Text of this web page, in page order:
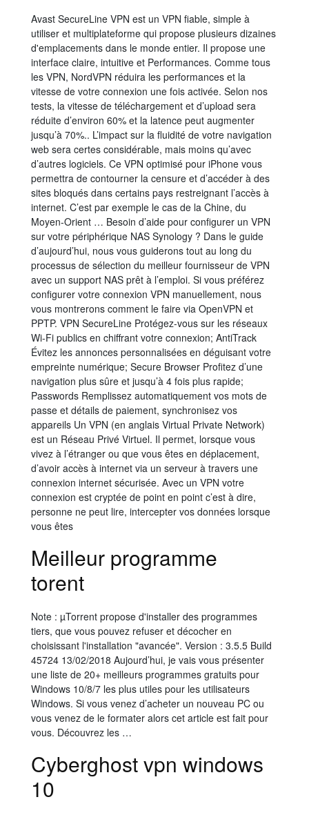
Avast SecureLine VPN est un VPN fiable, simple à
utiliser et multiplateforme qui propose plusieurs dizaines
d'emplacements dans le monde entier. Il propose une
interface claire, intuitive et Performances. Comme tous
les VPN, NordVPN réduira les performances et la
vitesse de votre connexion une fois activée. Selon nos
tests, la vitesse de téléchargement et d’upload sera
réduite d’environ 60% et la latence peut augmenter
jusqu’à 70%.. L’impact sur la fluidité de votre navigation
web sera certes considérable, mais moins qu’avec
d’autres logiciels. Ce VPN optimisé pour iPhone vous
permettra de contourner la censure et d’accéder à des
sites bloqués dans certains pays restreignant l’accès à
internet. C’est par exemple le cas de la Chine, du
Moyen-Orient … Besoin d’aide pour configurer un VPN
sur votre périphérique NAS Synology ? Dans le guide
d’aujourd’hui, nous vous guiderons tout au long du
processus de sélection du meilleur fournisseur de VPN
avec un support NAS prêt à l’emploi. Si vous préférez
configurer votre connexion VPN manuellement, nous
vous montrerons comment le faire via OpenVPN et
PPTP. VPN SecureLine Protégez-vous sur les réseaux
Wi-Fi publics en chiffrant votre connexion; AntiTrack
Évitez les annonces personnalisées en déguisant votre
empreinte numérique; Secure Browser Profitez d’une
navigation plus sûre et jusqu’à 4 fois plus rapide;
Passwords Remplissez automatiquement vos mots de
passe et détails de paiement, synchronisez vos
appareils Un VPN (en anglais Virtual Private Network)
est un Réseau Privé Virtuel. Il permet, lorsque vous
vivez à l’étranger ou que vous êtes en déplacement,
d’avoir accès à internet via un serveur à travers une
connexion internet sécurisée. Avec un VPN votre
connexion est cryptée de point en point c’est à dire,
personne ne peut lire, intercepter vos données lorsque
vous êtes
Meilleur programme
torent
Note : µTorrent propose d'installer des programmes
tiers, que vous pouvez refuser et décocher en
choisissant l'installation "avancée". Version : 3.5.5 Build
45724 13/02/2018 Aujourd’hui, je vais vous présenter
une liste de 20+ meilleurs programmes gratuits pour
Windows 10/8/7 les plus utiles pour les utilisateurs
Windows. Si vous venez d’acheter un nouveau PC ou
vous venez de le formater alors cet article est fait pour
vous. Découvrez les …
Cyberghost vpn windows
10